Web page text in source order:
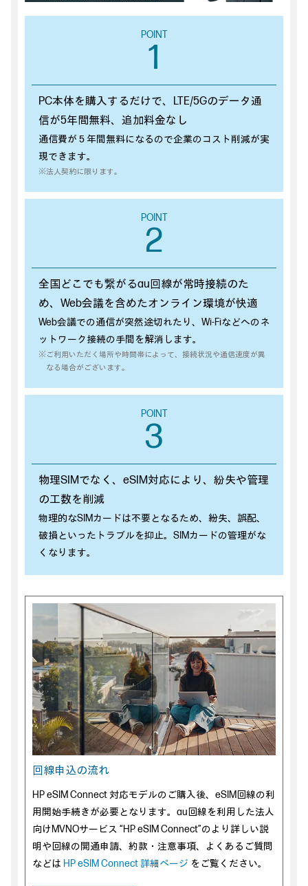
POINT
1
PC本体を購入するだけで、LTE/5Gのデータ通
信が5年間無料、追加料金なし
通信費が５年間無料になるので企業のコスト削減が実
現できます。
※法人契約に限ります。
POINT
2
全国どこでも繋がるau回線が常時接続のた
め、Web会議を含めたオンライン環境が快適
Web会議での通信が突然途切れたり、Wi-Fiなどへのネ
ットワーク接続の手間を解消します。
※ご利用いただく場所や時間帯によって、接続状況や通信速度が異
なる場合がございます。
POINT
3
物理SIMでなく、eSIM対応により、紛失や管理
の工数を削減
物理的なSIMカードは不要となるため、紛失、誤配、
破損といったトラブルを抑止。SIMカードの管理がな
くなります。
回線申込の流れ
HP eSIM Connect 対応モデルのご購入後、eSIM回線の利
用開始手続きが必要となります。au回線を利用した法人
向けMVNOサービス “HP eSIM Connect”のより詳しい説
明や回線の開通申請、約款・注意事項、よくあるご質問
などは HP eSIM Connect 詳細ページ をご覧ください。